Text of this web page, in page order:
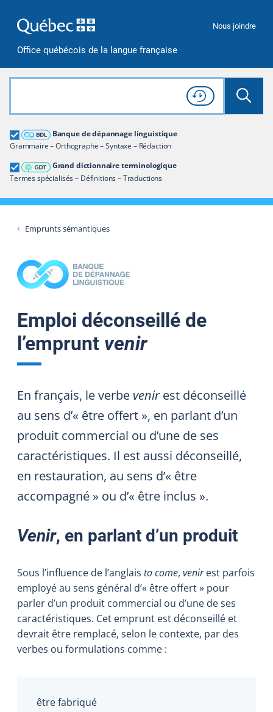
Office québécois de la langue française
Nous joindre
Rechercher dans tout le site
Lancer
Consulter l'
Historique
de recherche
Banque de dépannage linguistique
Grammaire – Orthographe – Syntaxe – Rédaction
Grand dictionnaire terminologique
Termes spécialisés – Définitions – Traductions
Grand dictionnaire terminologique
Restreindre aux termes
Emprunts sémantiques
Emploi déconseillé de
l’emprunt venir
En français, le verbe venirest déconseillé
au sens d’« être offert », en parlant d’un
produit commercial ou d’une de ses
caractéristiques. Il est aussi déconseillé,
en restauration, au sens d’« être
accompagné » ou d’« être inclus ».
Venir, en parlant d’un produit
Sous l’influence de l’anglais to come, venirest parfois
employé au sens général d’« être offert » pour
parler d’un produit commercial ou d’une de ses
caractéristiques. Cet emprunt est déconseillé et
devrait être remplacé, selon le contexte, par des
verbes ou formulations comme :
être fabriqué